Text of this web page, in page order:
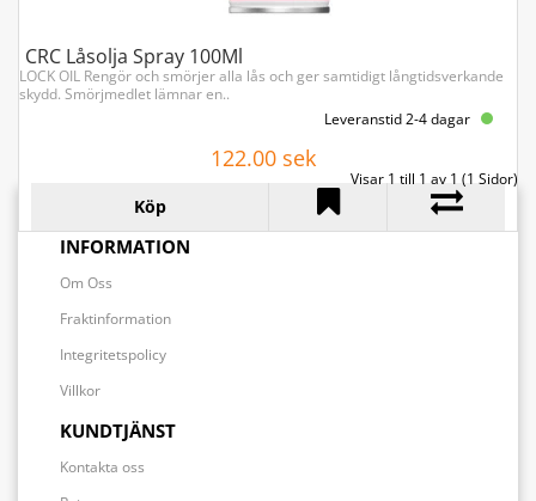
CRC Låsolja Spray 100Ml
LOCK OIL Rengör och smörjer alla lås och ger samtidigt långtidsverkande
skydd. Smörjmedlet lämnar en..
Leveranstid 2-4 dagar
122.00 sek
Köp
Visar 1 till 1 av 1 (1 Sidor)
INFORMATION
Om Oss
Fraktinformation
Integritetspolicy
Villkor
KUNDTJÄNST
Kontakta oss